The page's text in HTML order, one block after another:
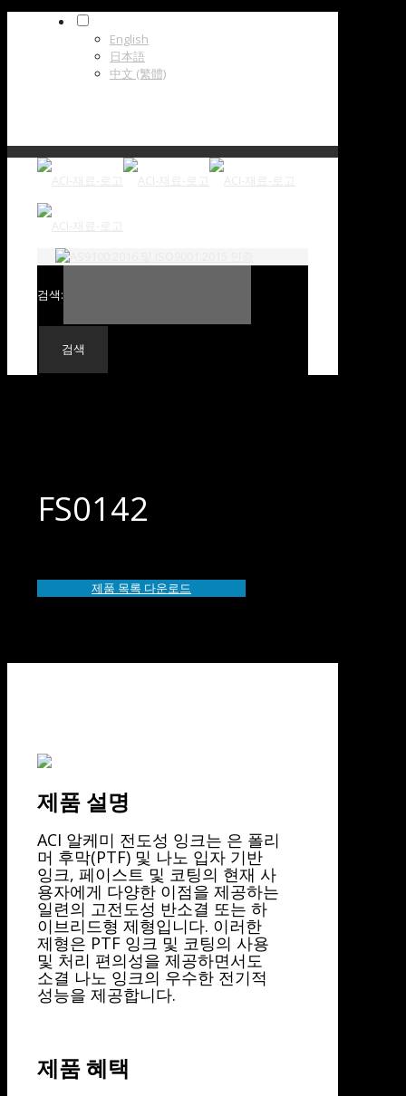
English
日本語
中文 (繁體)
검색:
FS0142
제품 목록 다운로드
제품 설명
ACI 알케미 전도성 잉크는 은 폴리
머 후막(PTF) 및 나노 입자 기반
잉크, 페이스트 및 코팅의 현재 사
용자에게 다양한 이점을 제공하는
일련의 고전도성 반소결 또는 하
이브리드형 제형입니다. 이러한
제형은 PTF 잉크 및 코팅의 사용
및 처리 편의성을 제공하면서도
소결 나노 잉크의 우수한 전기적
성능을 제공합니다.
제품 혜택